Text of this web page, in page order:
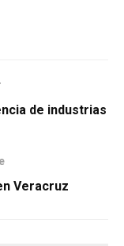
de industrias
Veracruz